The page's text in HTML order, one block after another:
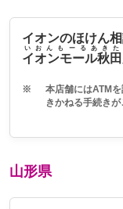
イオンのほけん
イオンモール秋田
いおんもーるあきた
※
本店舗にはATM
きかねる手続きが
山形県